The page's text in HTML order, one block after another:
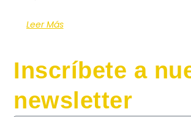
Leer Más
Inscríbete a
newsletter